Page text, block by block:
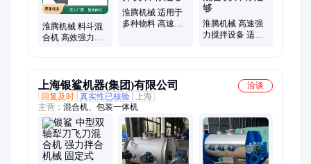
淮腾机械 料斗混
合机 高效强力混
淮腾机械 适用于
多种物料 高速强
淮腾机械 高速强
力搅拌设备 适用
上海银鲨机器(集团)有限公司
洽谈
回复及时 真实性已核验
上海
主营： 混合机、包装一体机